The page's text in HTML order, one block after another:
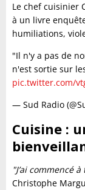
Le chef cuisinier
à un livre
humiliations,
"Il n'y a pas de
n'est sortie sur
pic.twitter.com/
— Sud Radio
Cuisine :
"J’ai commencé
Christophe